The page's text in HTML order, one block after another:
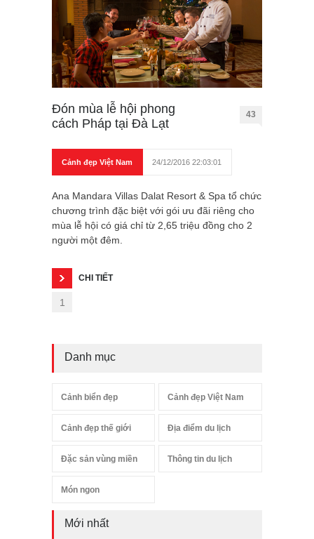
Đón mùa lễ hội phong
cách Pháp tại Đà Lạt
43
Cảnh đẹp Việt Nam 24/12/2016 22:03:01
Ana Mandara Villas Dalat Resort & Spa tổ chức
chương trình đặc biệt với gói ưu đãi riêng cho
mùa lễ hội có giá chỉ từ 2,65 triệu đồng cho 2
người một đêm.
CHI TIẾT
1
Danh mục
Cảnh biển đẹp Cảnh đẹp Việt Nam
Cảnh đẹp thế giới Địa điểm du lịch
Đặc sản vùng miền Thông tin du lịch
Món ngon
Mới nhất